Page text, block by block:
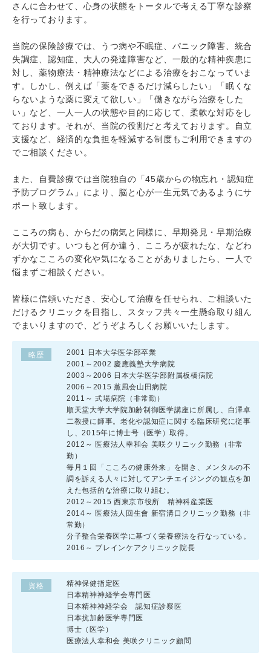
さんに合わせて、心身の状態をトータルで考える丁寧な診察
を行っております。
当院の保険診療では、うつ病や不眠症、パニック障害、統合
失調症、認知症、大人の発達障害など、一般的な精神疾患に
対し、薬物療法・精神療法などによる治療をおこなっていま
す。しかし、例えば「薬をできるだけ減らしたい」「眠くな
らないような薬に変えて欲しい」「働きながら治療をした
い」など、一人一人の状態や目的に応じて、柔軟な対応をし
ております。それが、当院の役割だと考えております。自立
支援など、経済的な負担を軽減する制度もご利用できますの
でご相談ください。
また、自費診療では当院独自の「45歳からの物忘れ・認知症
予防プログラム」により、脳と心が一生元気であるようにサ
ポート致します。
こころの病も、からだの病気と同様に、早期発見・早期治療
が大切です。いつもと何か違う、こころが疲れたな、などわ
ずかなこころの変化や気になることがありましたら、一人で
悩まずご相談ください。
皆様に信頼いただき、安心して治療を任せられ、ご相談いた
だけるクリニックを目指し、スタッフ共々一生懸命取り組ん
でまいりますので、どうぞよろしくお願いいたします。
略歴
2001 日本大学医学部卒業
2001～2002 慶應義塾大学病院
2003～2006 日本大学医学部附属板橋病院
2006～2015 薫風会山田病院
2011～ 式場病院（非常勤）
順天堂大学大学院加齢制御医学講座に所属し、白澤卓
二教授に師事。老化や認知症に関する臨床研究に従事
し、2015年に博士号（医学）取得。
2012～ 医療法人幸和会 美咲クリニック勤務（非常
勤）
毎月１回「こころの健康外来」を開き、メンタルの不
調を訴える人々に対してアンチエイジングの観点を加
えた包括的な治療に取り組む。
2012～2015 西東京市役所 精神科産業医
2014～ 医療法人回生會 新宿溝口クリニック勤務（非
常勤）
分子整合栄養医学に基づく栄養療法を行なっている。
2016～ ブレインケアクリニック院長
資格
精神保健指定医
日本精神神経学会専門医
日本精神神経学会 認知症診察医
日本抗加齢医学専門医
博士（医学）
医療法人幸和会 美咲クリニック顧問